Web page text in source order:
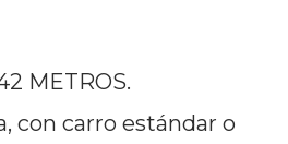
METROS.
con carro estándar o